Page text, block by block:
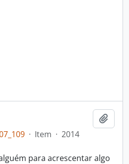
· Item · 2014
para acrescentar algo